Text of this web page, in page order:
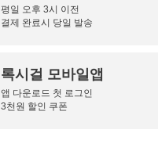
평일 오후 3시 이전
결제 완료시 당일 발송
록시걸 모바일앱
앱 다운로드 첫 로그인
3천원 할인 쿠폰